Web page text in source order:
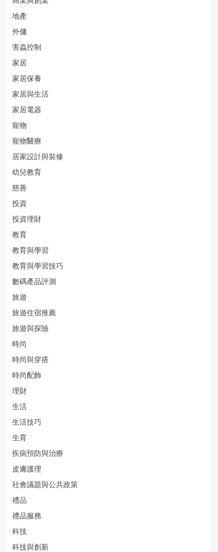
地產
外傭
害蟲控制
家居
家居保養
家居與生活
家居電器
寵物
寵物醫療
居家設計與裝修
幼兒教育
慈善
投資
投資理財
教育
教育與學習
教育與學習技巧
數碼產品評測
旅遊
旅遊住宿推薦
旅遊與探險
時尚
時尚與穿搭
時尚配飾
理財
生活
生活技巧
生育
疾病預防與治療
皮膚護理
社會議題與公共政策
禮品
禮品服務
科技
科技與創新